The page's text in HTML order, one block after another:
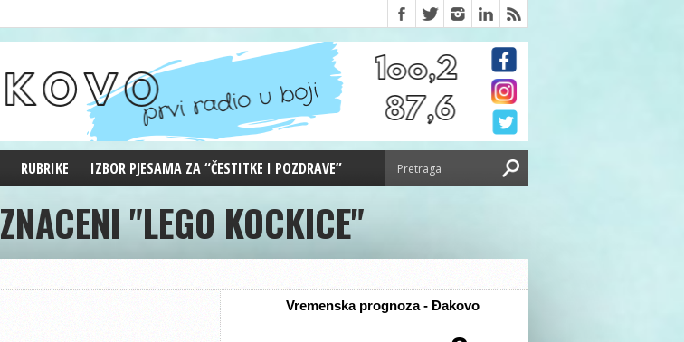
RUBRIKE
REPRIZE EMISIJA
DOBRE VIBRACIJE
ĐAKOVO GRADE
IZBOR PJESAMA ZA “ČESTITKE I POZDRAVE”
"LEGO KOCKICE"
Vremenska prognoza - Đakovo